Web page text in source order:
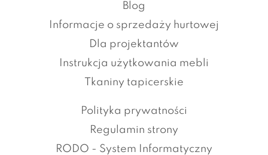
Blog
Informacje o sprzedaży hurtowej
Dla projektantów
Instrukcja użytkowania mebli
Tkaniny tapicerskie
Polityka prywatności
Regulamin strony
RODO - System Informatyczny